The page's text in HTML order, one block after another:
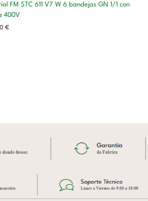
FM STC 611 V7 W 6 bandejas GN 1/1 con
400V
€